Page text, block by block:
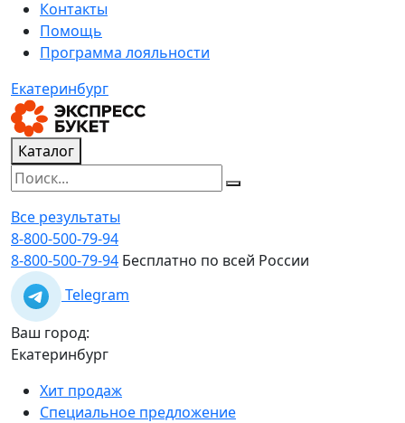
Контакты
Помощь
Программа лояльности
Екатеринбург
Каталог
Все результаты
8-800-500-79-94
8-800-500-79-94 Бесплатно по всей России
Telegram
Ваш город:
Екатеринбург
Хит продаж
Специальное предложение